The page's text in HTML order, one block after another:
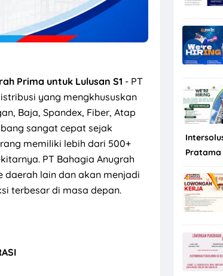
Prima untuk Lulusan S1 - PT
yang mengkhususkan
Baja, Spandex, Fiber, Atap
sangat cepat sejak
memiliki lebih dari 500+
PT Bahagia Anugrah
daerah lain dan akan menjadi
terbesar di masa depan.
Pratama